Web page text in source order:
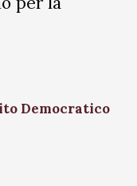
Democratico